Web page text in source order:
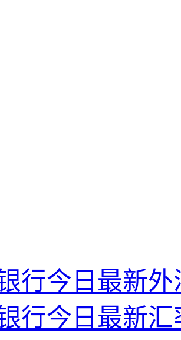
行今日最新
行今日最新汇